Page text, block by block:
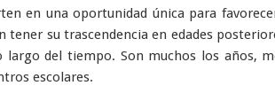
en una oportunidad única para
tener su trascendencia en edades
del tiempo. Son muchos los años,
escolares.